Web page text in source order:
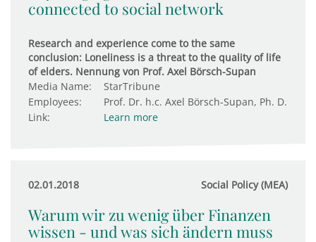
connected to social network
Research and experience come to the same
conclusion: Loneliness is a threat to the quality of life
of elders. Nennung von Prof. Axel Börsch-Supan
Media Name:
StarTribune
Employees:
Prof. Dr. h.c. Axel Börsch-Supan, Ph. D.
Link:
Learn more
02.01.2018 Social Policy (MEA)
Warum wir zu wenig über Finanzen
wissen - und was sich ändern muss